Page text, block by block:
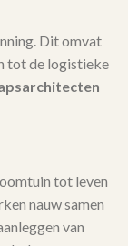
Dit omvat
tot de logistieke
tot leven
nauw samen
van